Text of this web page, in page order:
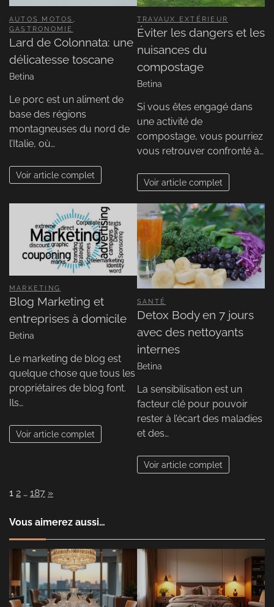
AUTOS MOTOS ,
GASTRONOMIE
Lard de Colonnata: une
délicatesse toscane
Betina
Le porc est un aliment de
base des régions
montagneuses du nord de
l’Italie, où…
Voir article complet
TRAVAUX EXTÉRIEUR
Éviter les dangers et les
nuisances du
compostage
Betina
Si vous êtes engagé dans
une activité de
compostage, vous pourriez
vous retrouver confronté à…
Voir article complet
MARKETING
Blog Marketing et
entreprises à domicile
Betina
Le marketing de blog est
quelque chose que tous les
propriétaires de blog font.
Ils…
Voir article complet
SANTÉ
Detox Body en 7 jours
avec des nettoyants
internes
Betina
La sensibilisation est un
facteur clé pour pouvoir
rester à l’écart des maladies
et des…
Voir article complet
Page:
1 2 … 187 Next
»
Vous aimerez aussi…